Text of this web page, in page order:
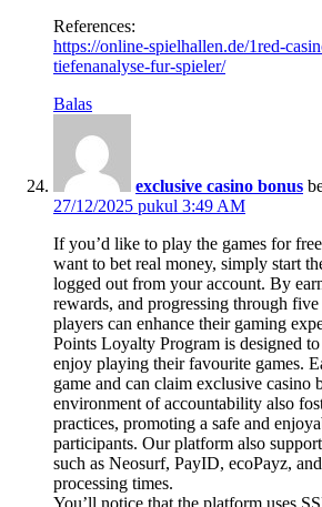
References:
https://online-spielhallen.de/1red-
tiefenanalyse-fur-spieler/
Balas
exclusive casino bonus
27/12/2025 pukul 3:49 AM
If you’d like to play the games for
want to bet real money, simply start
logged out from your account. By
rewards, and progressing through
players can enhance their gaming
Points Loyalty Program is designed
enjoy playing their favourite games.
game and can claim exclusive casino
environment of accountability also
practices, promoting a safe and
participants. Our platform also
such as Neosurf, PayID, ecoPayz,
processing times.